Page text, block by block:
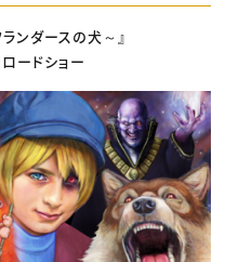
ンダースの犬～』
ードショー